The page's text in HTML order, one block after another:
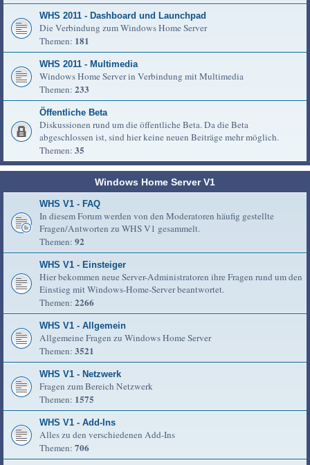
WHS 2011 - Dashboard und Launchpad
Die Verbindung zum Windows Home Server
Themen: 181
WHS 2011 - Multimedia
Windows Home Server in Verbindung mit Multimedia
Themen: 233
Öffentliche Beta
Diskussionen rund um die öffentliche Beta. Da die Beta
abgeschlossen ist, sind hier keine neuen Beiträge mehr möglich.
Themen: 35
Windows Home Server V1
WHS V1 - FAQ
In diesem Forum werden von den Moderatoren häufig gestellte
Fragen/Antworten zu WHS V1 gesammelt.
Themen: 92
WHS V1 - Einsteiger
Hier bekommen neue Server-Administratoren ihre Fragen rund um den
Einstieg mit Windows-Home-Server beantwortet.
Themen: 2266
WHS V1 - Allgemein
Allgemeine Fragen zu Windows Home Server
Themen: 3521
WHS V1 - Netzwerk
Fragen zum Bereich Netzwerk
Themen: 1575
WHS V1 - Add-Ins
Alles zu den verschiedenen Add-Ins
Themen: 706